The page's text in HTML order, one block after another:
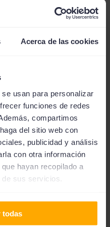
Acerca de las cookies
usan para personalizar
funciones de redes
compartimos
del sitio web con
publicidad y análisis
con otra información
hayan recopilado a
sus servicios.
todas
al momento se
de las condiciones
y
espana que se puedan
los préstamos
No obstante, si